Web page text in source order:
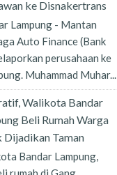
ke Disnakertrans
Lampung - Mantan
Auto Finance (Bank
perusahaan ke
Muhammad Muhar...
Walikota Bandar
Beli Rumah Warga
Dijadikan Taman
Bandar Lampung,